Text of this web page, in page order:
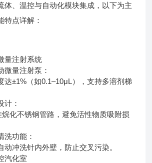
体、温控与自动化模块集成，以下为主
特点详解：
注射系统
量注射泵：
±1%（如0.1–10μL），支持多溶剂梯
：
不锈钢管路，避免活性物质吸附损
功能：
冲洗针内外壁，防止交叉污染。
化室